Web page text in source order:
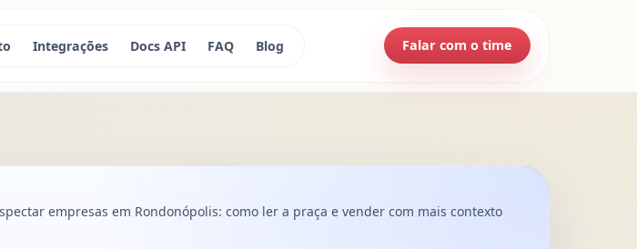
Integrações Docs API FAQ Blog Falar com o time
empresas em Rondonópolis: como ler a praça e vender com mais contexto